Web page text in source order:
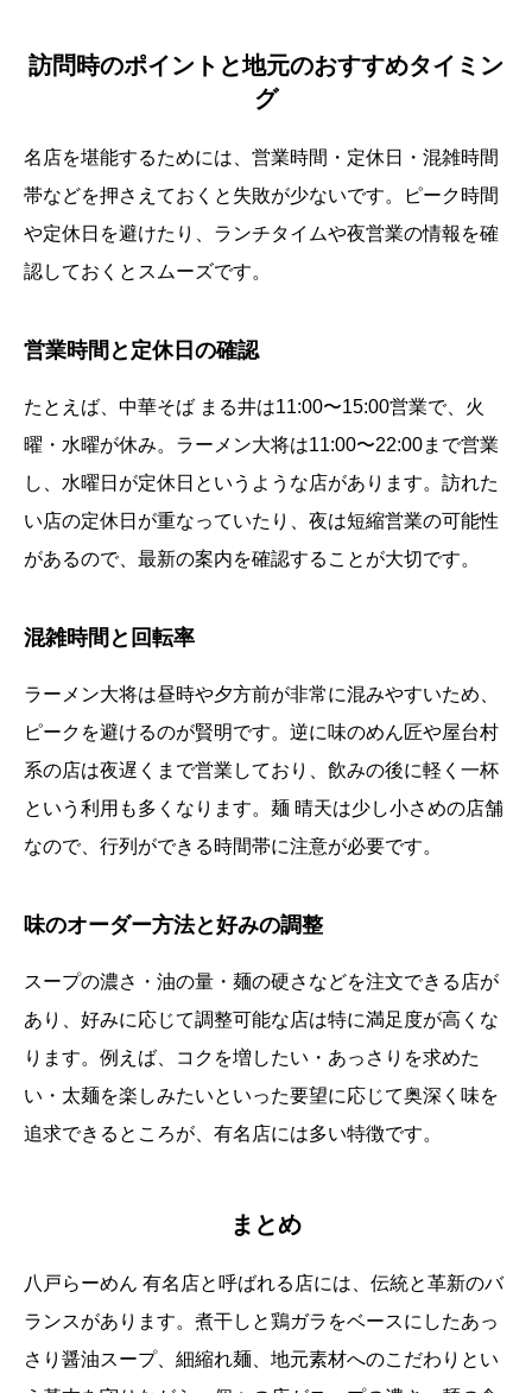
訪問時のポイントと地元のおすすめタイミン
グ
名店を堪能するためには、営業時間・定休日・混雑時間
帯などを押さえておくと失敗が少ないです。ピーク時間
や定休日を避けたり、ランチタイムや夜営業の情報を確
認しておくとスムーズです。
営業時間と定休日の確認
たとえば、中華そば まる井は11:00〜15:00営業で、火
曜・水曜が休み。ラーメン大将は11:00〜22:00まで営業
し、水曜日が定休日というような店があります。訪れた
い店の定休日が重なっていたり、夜は短縮営業の可能性
があるので、最新の案内を確認することが大切です。
混雑時間と回転率
ラーメン大将は昼時や夕方前が非常に混みやすいため、
ピークを避けるのが賢明です。逆に味のめん匠や屋台村
系の店は夜遅くまで営業しており、飲みの後に軽く一杯
という利用も多くなります。麺 晴天は少し小さめの店舗
なので、行列ができる時間帯に注意が必要です。
味のオーダー方法と好みの調整
スープの濃さ・油の量・麺の硬さなどを注文できる店が
あり、好みに応じて調整可能な店は特に満足度が高くな
ります。例えば、コクを増したい・あっさりを求めた
い・太麺を楽しみたいといった要望に応じて奥深く味を
追求できるところが、有名店には多い特徴です。
まとめ
八戸らーめん 有名店と呼ばれる店には、伝統と革新のバ
ランスがあります。煮干しと鶏ガラをベースにしたあっ
さり醤油スープ、細縮れ麺、地元素材へのこだわりとい